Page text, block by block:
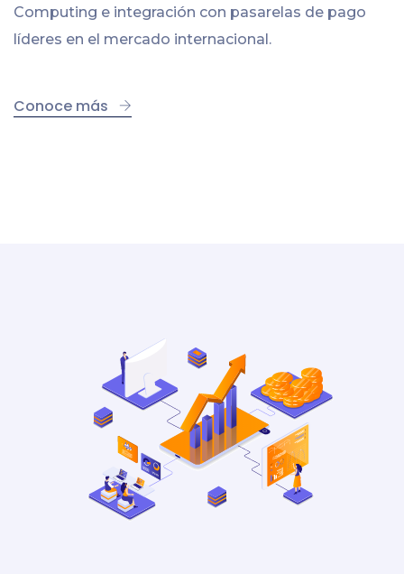
Computing e integración con pasarelas de pago
líderes en el mercado internacional.
Conoce más